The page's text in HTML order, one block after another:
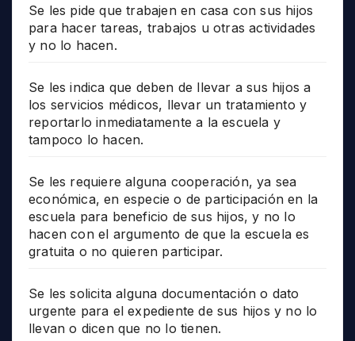
Se les pide que trabajen en casa con sus hijos
para hacer tareas, trabajos u otras actividades
y no lo hacen.
Se les indica que deben de llevar a sus hijos a
los servicios médicos, llevar un tratamiento y
reportarlo inmediatamente a la escuela y
tampoco lo hacen.
Se les requiere alguna cooperación, ya sea
económica, en especie o de participación en la
escuela para beneficio de sus hijos, y no lo
hacen con el argumento de que la escuela es
gratuita o no quieren participar.
Se les solicita alguna documentación o dato
urgente para el expediente de sus hijos y no lo
llevan o dicen que no lo tienen.